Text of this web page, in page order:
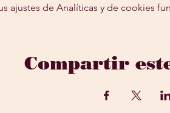
ajustes de Analíticas y de cookies
Compartir